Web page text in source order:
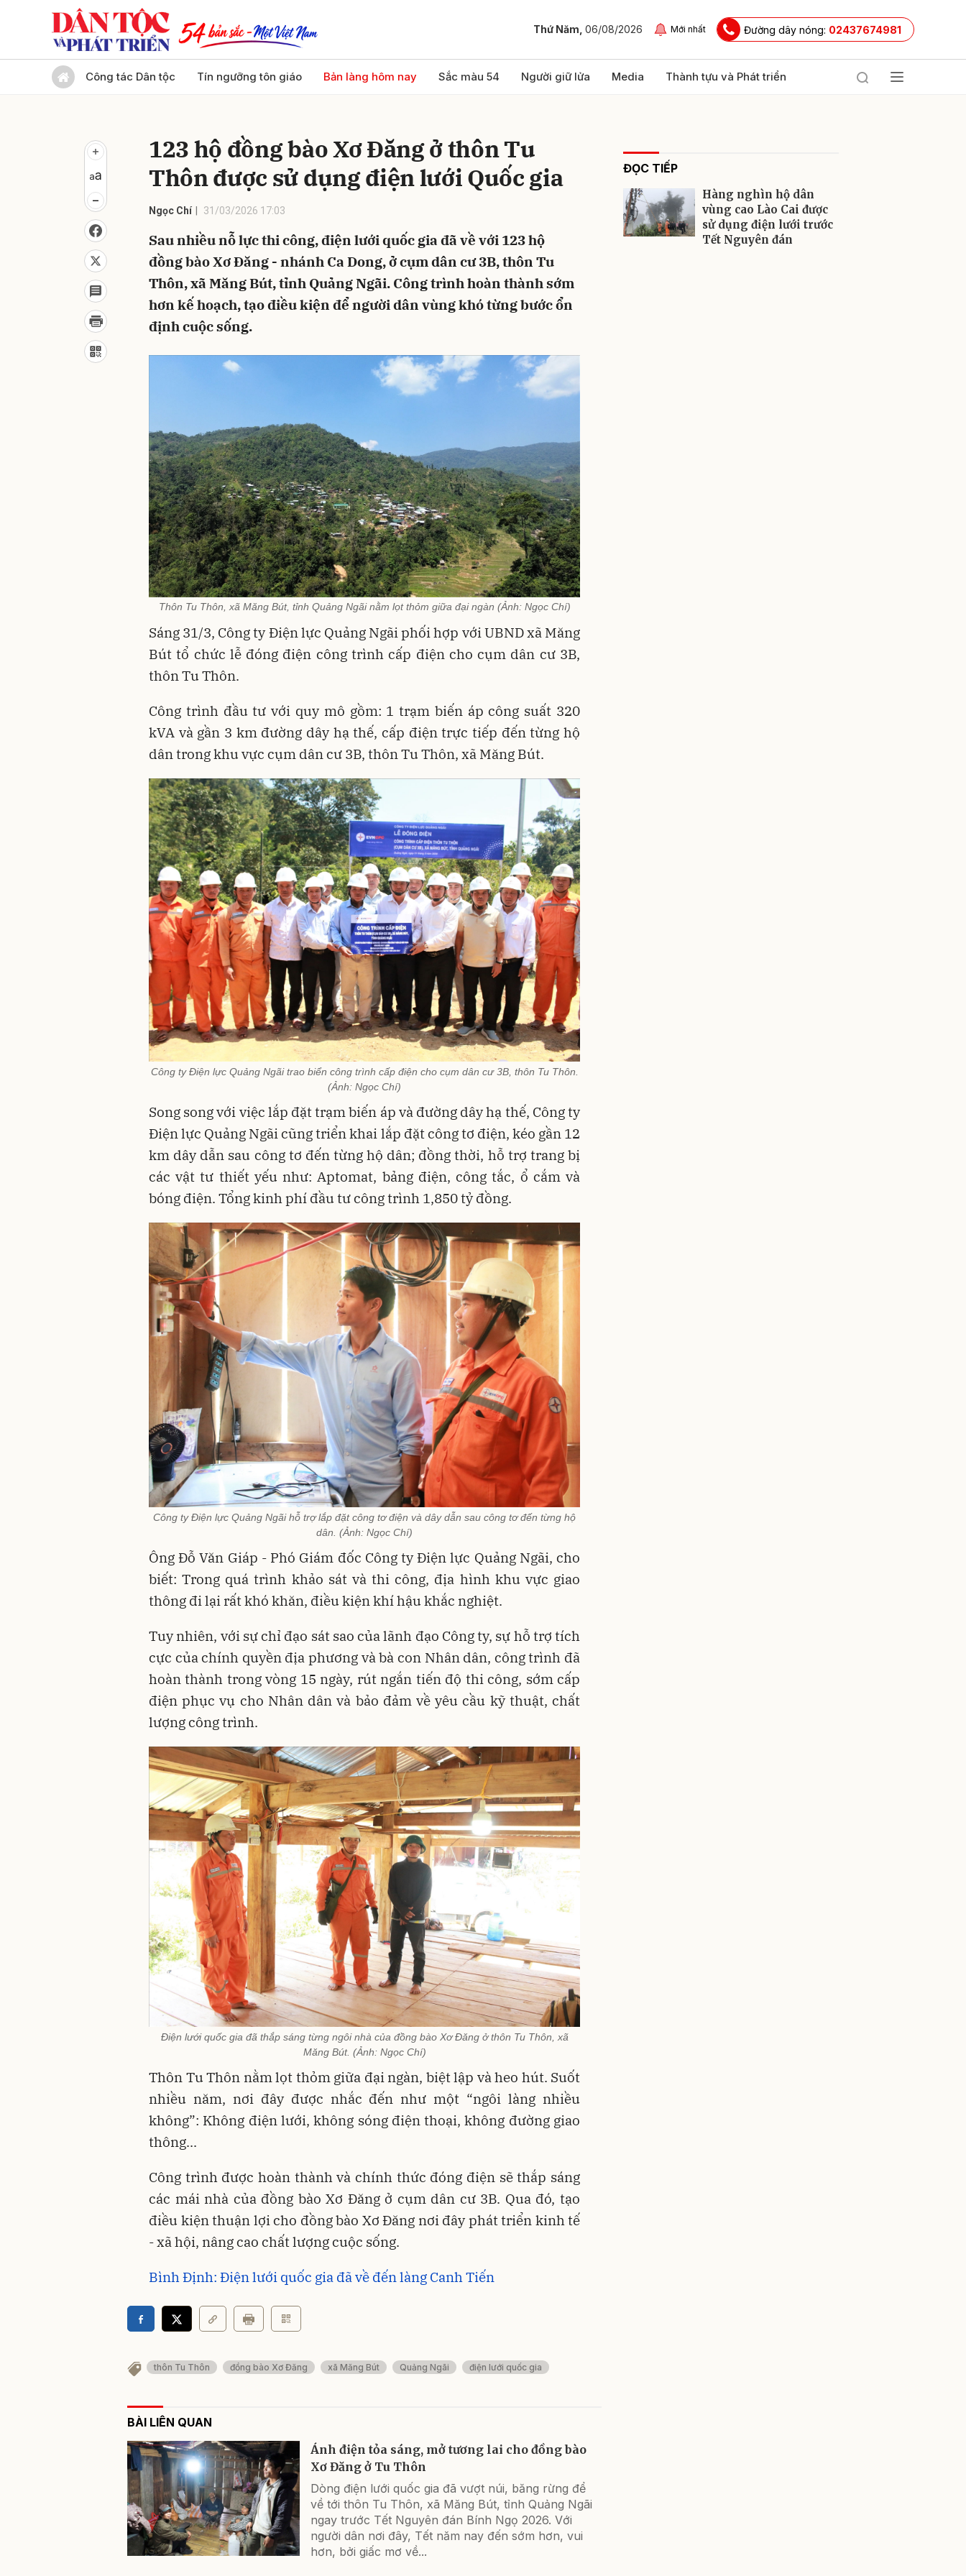
Thứ Năm, 06/08/2026 Mới nhất Đường dây nóng: 02437674981
Công tác Dân tộc Tín ngưỡng tôn giáo Bản làng hôm nay Sắc màu 54 Người giữ lửa Media Thành tựu và Phát triển
123 hộ đồng bào Xơ Đăng ở thôn Tu
Thôn được sử dụng điện lưới Quốc gia
Ngọc Chí 31/03/2026 17:03
Sau nhiều nỗ lực thi công, điện lưới quốc gia đã về với 123 hộ
đồng bào Xơ Đăng - nhánh Ca Dong, ở cụm dân cư 3B, thôn Tu
Thôn, xã Măng Bút, tỉnh Quảng Ngãi. Công trình hoàn thành sớm
hơn kế hoạch, tạo điều kiện để người dân vùng khó từng bước ổn
định cuộc sống.
Thôn Tu Thôn, xã Măng Bút, tỉnh Quảng Ngãi nằm lọt thỏm giữa đại ngàn (Ảnh: Ngọc Chí)
Sáng 31/3, Công ty Điện lực Quảng Ngãi phối hợp với UBND xã Măng
Bút tổ chức lễ đóng điện công trình cấp điện cho cụm dân cư 3B,
thôn Tu Thôn.
Công trình đầu tư với quy mô gồm: 1 trạm biến áp công suất 320
kVA và gần 3 km đường dây hạ thế, cấp điện trực tiếp đến từng hộ
dân trong khu vực cụm dân cư 3B, thôn Tu Thôn, xã Măng Bút.
Công ty Điện lực Quảng Ngãi trao biển công trình cấp điện cho cụm dân cư 3B, thôn Tu Thôn.
(Ảnh: Ngọc Chí)
Song song với việc lắp đặt trạm biến áp và đường dây hạ thế, Công ty
Điện lực Quảng Ngãi cũng triển khai lắp đặt công tơ điện, kéo gần 12
km dây dẫn sau công tơ đến từng hộ dân; đồng thời, hỗ trợ trang bị
các vật tư thiết yếu như: Aptomat, bảng điện, công tắc, ổ cắm và
bóng điện. Tổng kinh phí đầu tư công trình 1,850 tỷ đồng.
Công ty Điện lực Quảng Ngãi hỗ trợ lắp đặt công tơ điện và dây dẫn sau công tơ đến từng hộ
dân. (Ảnh: Ngọc Chí)
Ông Đỗ Văn Giáp - Phó Giám đốc Công ty Điện lực Quảng Ngãi, cho
biết: Trong quá trình khảo sát và thi công, địa hình khu vực giao
thông đi lại rất khó khăn, điều kiện khí hậu khắc nghiệt.
Tuy nhiên, với sự chỉ đạo sát sao của lãnh đạo Công ty, sự hỗ trợ tích
cực của chính quyền địa phương và bà con Nhân dân, công trình đã
hoàn thành trong vòng 15 ngày, rút ngắn tiến độ thi công, sớm cấp
điện phục vụ cho Nhân dân và bảo đảm về yêu cầu kỹ thuật, chất
lượng công trình.
Điện lưới quốc gia đã thắp sáng từng ngôi nhà của đồng bào Xơ Đăng ở thôn Tu Thôn, xã
Măng Bút. (Ảnh: Ngọc Chí)
Thôn Tu Thôn nằm lọt thỏm giữa đại ngàn, biệt lập và heo hút. Suốt
nhiều năm, nơi đây được nhắc đến như một “ngôi làng nhiều
không”: Không điện lưới, không sóng điện thoại, không đường giao
thông...
Công trình được hoàn thành và chính thức đóng điện sẽ thắp sáng
các mái nhà của đồng bào Xơ Đăng ở cụm dân cư 3B. Qua đó, tạo
điều kiện thuận lợi cho đồng bào Xơ Đăng nơi đây phát triển kinh tế
- xã hội, nâng cao chất lượng cuộc sống.
Bình Định: Điện lưới quốc gia đã về đến làng Canh Tiến
thôn Tu Thôn đồng bào Xơ Đăng xã Măng Bút Quảng Ngãi điện lưới quốc gia
BÀI LIÊN QUAN
Ánh điện tỏa sáng, mở tương lai cho đồng bào
Xơ Đăng ở Tu Thôn
Dòng điện lưới quốc gia đã vượt núi, băng rừng để
về tới thôn Tu Thôn, xã Măng Bút, tỉnh Quảng Ngãi
ngay trước Tết Nguyên đán Bính Ngọ 2026. Với
người dân nơi đây, Tết năm nay đến sớm hơn, vui
hơn, bởi giấc mơ về...
ĐỌC TIẾP
Hàng nghìn hộ dân
vùng cao Lào Cai được
sử dụng điện lưới trước
Tết Nguyên đán
Gửi bình luận
Gửi